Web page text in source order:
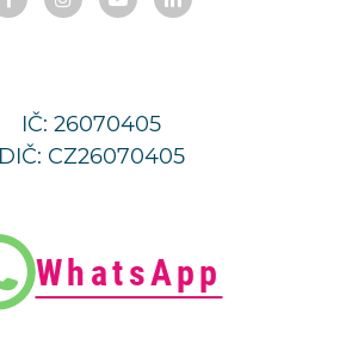
IČ: 26070405
DIČ: CZ26070405
WhatsApp